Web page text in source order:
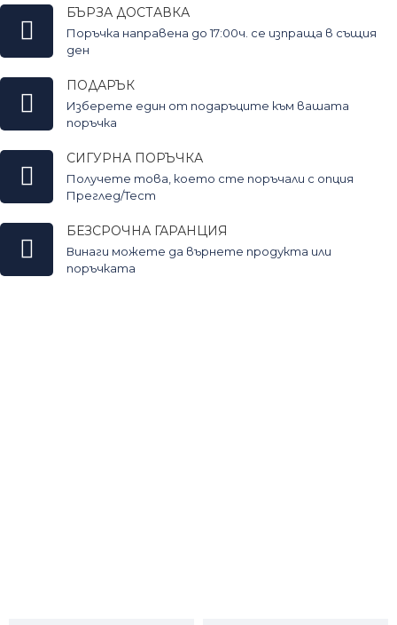
БЪРЗА ДОСТАВКА
Поръчка направена до 17:00ч. се изпраща в същия
ден
ПОДАРЪК
Изберете един от подаръците към вашата
поръчка
СИГУРНА ПОРЪЧКА
Получете това, което сте поръчали с опция
Преглед/Тест
БЕЗСРОЧНА ГАРАНЦИЯ
Винаги можете да върнете продукта или
поръчката